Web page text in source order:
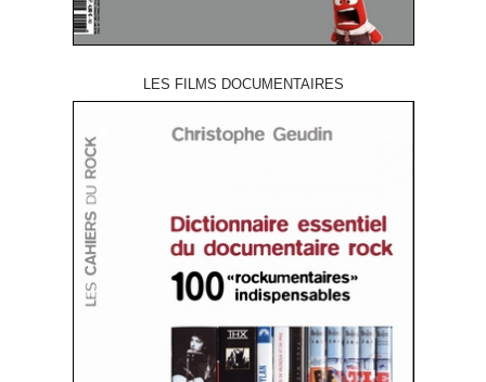
LES FILMS DOCUMENTAIRES